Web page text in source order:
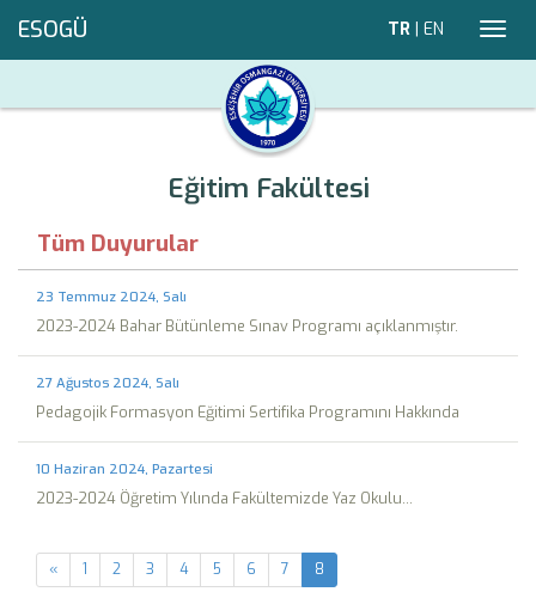
ESOGÜ TR | EN
Eğitim Fakültesi
Tüm Duyurular
23 Temmuz 2024, Salı
2023-2024 Bahar Bütünleme Sınav Programı açıklanmıştır.
27 Ağustos 2024, Salı
Pedagojik Formasyon Eğitimi Sertifika Programını Hakkında
10 Haziran 2024, Pazartesi
2023-2024 Öğretim Yılında Fakültemizde Yaz Okulu...
« 1 2 3 4 5 6 7 8